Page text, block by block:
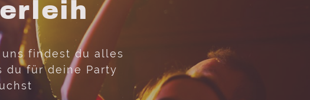
findest du alles
du für deine Party